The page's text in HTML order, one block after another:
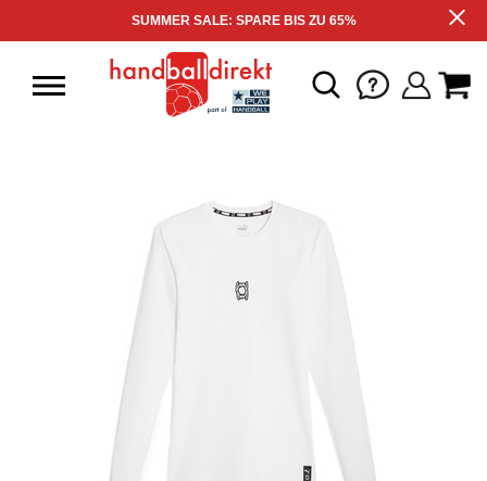
SUMMER SALE: SPARE BIS ZU 65%